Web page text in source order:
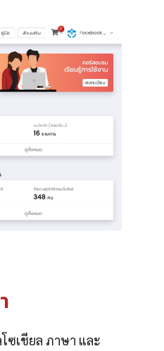
ซเชียล ภาษา และ